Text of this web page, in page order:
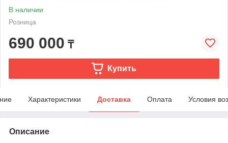
В наличии
Розница
690 000 ₸
Купить
Характеристики Доставка Оплата Условия
Описание